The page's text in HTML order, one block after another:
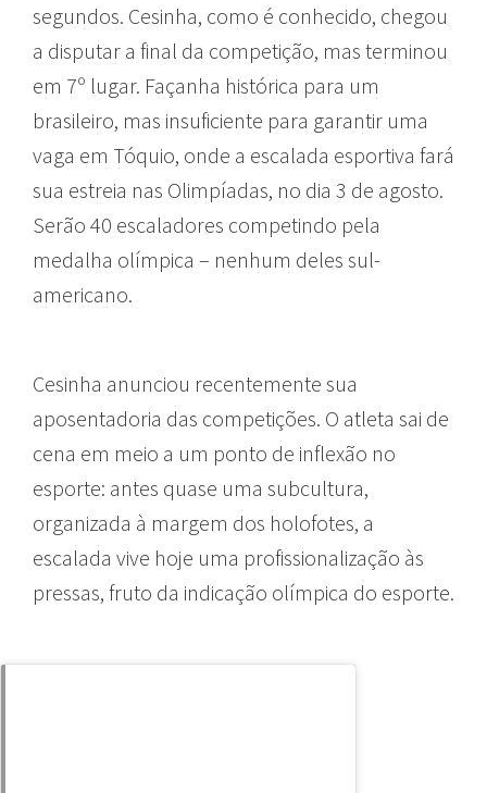
segundos. Cesinha, como é conhecido, chegou
a disputar a final da competição, mas terminou
em 7º lugar. Façanha histórica para um
brasileiro, mas insuficiente para garantir uma
vaga em Tóquio, onde a escalada esportiva fará
sua estreia nas Olimpíadas, no dia 3 de agosto.
Serão 40 escaladores competindo pela
medalha olímpica – nenhum deles sul-
americano.
Cesinha anunciou recentemente sua
aposentadoria das competições. O atleta sai de
cena em meio a um ponto de inflexão no
esporte: antes quase uma subcultura,
organizada à margem dos holofotes, a
escalada vive hoje uma profissionalização às
pressas, fruto da indicação olímpica do esporte.